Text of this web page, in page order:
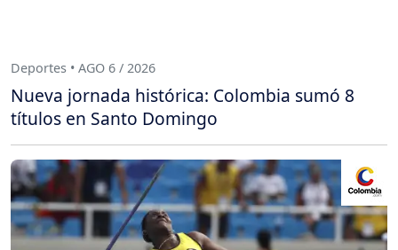
Deportes • AGO 6 / 2026
Nueva jornada histórica: Colombia sumó 8
títulos en Santo Domingo